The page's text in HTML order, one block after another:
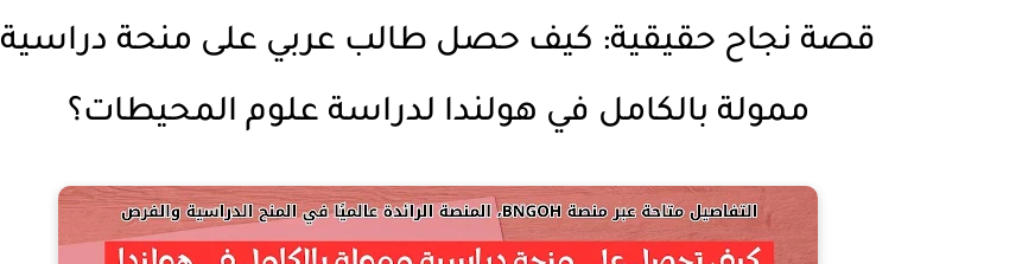
قصة نجاح حقيقية: كيف حصل طالب عربي على منحة دراسية
ممولة بالكامل في هولندا لدراسة علوم المحيطات؟